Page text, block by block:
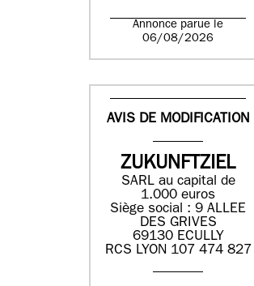
Annonce parue le
06/08/2026
AVIS DE MODIFICATION
ZUKUNFTZIEL
SARL au capital de
1.000 euros
Siège social : 9 ALLEE
DES GRIVES
69130 ECULLY
RCS LYON 107 474 827